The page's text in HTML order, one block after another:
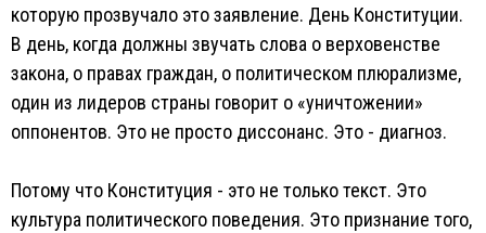
которую прозвучало это заявление. День Конституции.
В день, когда должны звучать слова о верховенстве
закона, о правах граждан, о политическом плюрализме,
один из лидеров страны говорит о «уничтожении»
оппонентов. Это не просто диссонанс. Это - диагноз.
Потому что Конституция - это не только текст. Это
культура политического поведения. Это признание того,